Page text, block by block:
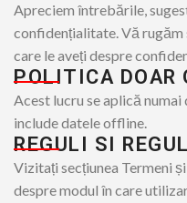
Apreciem întrebările,
confidențialitate. Vă
care le aveți despre
POLITICA DOAR
Acest lucru se aplică
include datele offline.
REGULI SI
Vizitați secțiunea Termeni
despre modul în care